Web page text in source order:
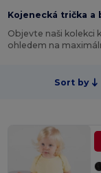
Kojenecká trička a
Objevte naši kolekci
ohledem na
Sort by